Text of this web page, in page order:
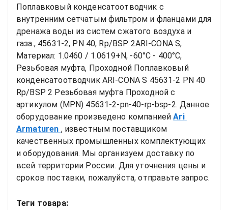
Поплавковый конденсатоотводчик с
внутренним сетчатым фильтром и фланцами для
дренажа воды из систем сжатого воздуха и
газа., 45631-2, PN 40, Rp/BSP 2ARI-CONA S,
Материал: 1.0460 / 1.0619+N, -60°C - 400°C,
Резьбовая муфта, Проходной Поплавковый
конденсатоотводчик ARI-CONA S 45631-2 PN 40
Rp/BSP 2 Резьбовая муфта Проходной с
артикулом (MPN) 45631-2-pn-40-rp-bsp-2. Данное
оборудование произведено компанией Ari
Armaturen , известным поставщиком
качественных промышленных комплектующих
и оборудования. Мы организуем доставку по
всей территории России. Для уточнения цены и
сроков поставки, пожалуйста, отправьте запрос.
Теги товара: